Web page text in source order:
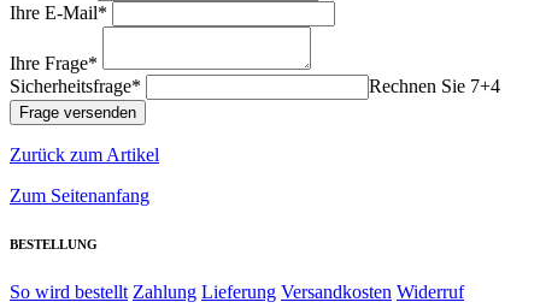
Ihre E-Mail*
Ihre Frage*
Sicherheitsfrage*
Rechnen Sie 7+4
Zurück zum Artikel
Zum Seitenanfang
BESTELLUNG
So wird bestellt Zahlung Lieferung Versandkosten Widerruf